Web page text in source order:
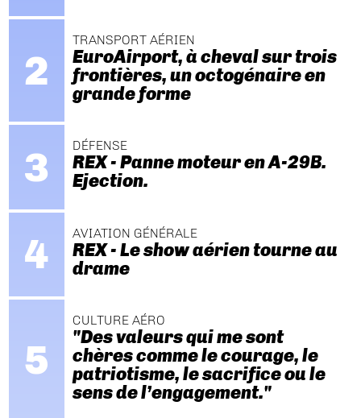
TRANSPORT AÉRIEN
EuroAirport, à cheval sur trois
frontières, un octogénaire en
grande forme
DÉFENSE
REX - Panne moteur en A-29B.
Ejection.
AVIATION GÉNÉRALE
REX - Le show aérien tourne au
drame
CULTURE AÉRO
"Des valeurs qui me sont
chères comme le courage, le
patriotisme, le sacrifice ou le
sens de l’engagement."